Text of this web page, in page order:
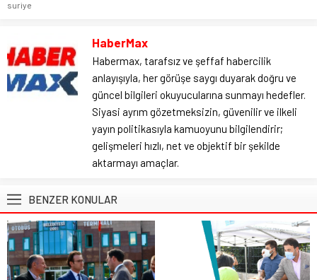
suriye
HaberMax
Habermax, tarafsız ve şeffaf habercilik
anlayışıyla, her görüşe saygı duyarak doğru ve
güncel bilgileri okuyucularına sunmayı hedefler.
Siyasi ayrım gözetmeksizin, güvenilir ve ilkeli
yayın politikasıyla kamuoyunu bilgilendirir;
gelişmeleri hızlı, net ve objektif bir şekilde
aktarmayı amaçlar.
BENZER KONULAR